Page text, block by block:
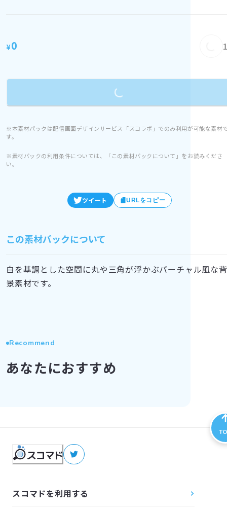
¥0
Loading...
※本素材パックは配信画面デザインサービス「スコラボ」でのみ利用が可能な素材
す。
※素材パックの利用条件については、「この素材パックについて」をお読みくださ
い。
ツイート URLをコピー
この素材パックについて
白を基調とした空間に丸や三角が浮かぶバーチャル風な背
景素材です。
Recommend
あなたにおすすめ
スコマドを利用する